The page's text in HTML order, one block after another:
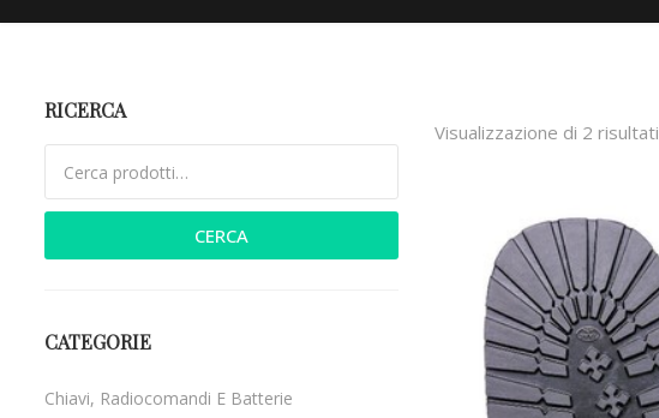
RICERCA
CERCA
CATEGORIE
Chiavi, Radiocomandi E Batterie
Visualizzazione di 2 risultati